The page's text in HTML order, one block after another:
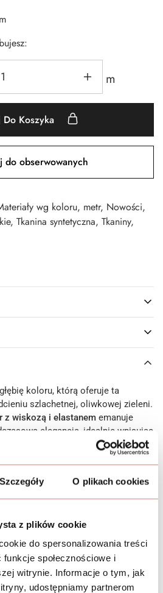
Szczegóły O plikach cookies
z plików cookie
do spersonalizowania treści
społecznościowe i
witrynie. Informacje o tym, jak
udostępniamy partnerom
m
Do Koszyka
do obserwowanych
wg koloru, metr, Nowości,
, Tkanina syntetyczna, Tkaniny,
koloru, którą oferuje ta
szlachetnej, oliwkowej zieleni.
z wiskozą i elastanememanuje
elegancją, idealnie wpisując
krawiectwa miarowego.
ta prezentuje się jako materiał
o eleganckim matowym
nie wymagają dodatkowej
wykazuje dużą odporność na
nienaganny wygląd przez cały
domieszce elastanu struktura
razem z ciałem, zapewniając